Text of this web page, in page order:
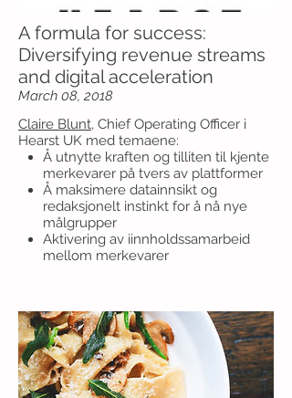
A formula for success:
Diversifying revenue streams
and digital acceleration
March 08, 2018
Claire Blunt, Chief Operating Officer i
Hearst UK med temaene:
Å utnytte kraften og tilliten til kjente
merkevarer på tvers av plattformer
Å maksimere datainnsikt og
redaksjonelt instinkt for å nå nye
målgrupper
Aktivering av iinnholdssamarbeid
mellom merkevarer